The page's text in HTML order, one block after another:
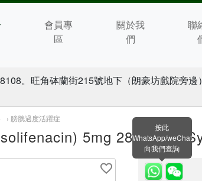
會員專
區
關於我
們
聯
。旺角砵蘭街215號地下（朗豪坊戲院旁邊）。
› 膀胱過度活躍症
5mg 28Tablets
按此
WhatsApp/weChat
向我們查詢